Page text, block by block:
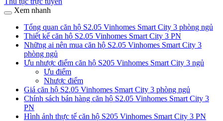
Xem nhanh
Tổng quan căn hộ S2.05 Vinhomes Smart City 3 phòng ngủ
Thiết kế căn hộ S2.05 Vinhomes Smart City 3 PN
Những ai nên mua căn hộ S2.05 Vinhomes Smart City 3
phòng ngủ
Ưu nhược điểm căn hộ S205 Vinhomes Smart City 3 ngủ
Ưu điểm
Nhược điểm
Giá căn hộ S2.05 Vinhomes Smart City 3 phòng ngủ
Chính sách bán hàng căn hộ S2.05 Vinhomes Smart City 3
PN
Hình ảnh thực tế căn hộ S205 Vinhomes Smart City 3 PN